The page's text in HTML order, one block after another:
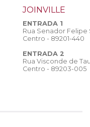
JOINVILLE
ENTRADA 1
Rua Senador
Centro - 89201-440
ENTRADA 2
Rua Visconde de
Centro - 89203-005